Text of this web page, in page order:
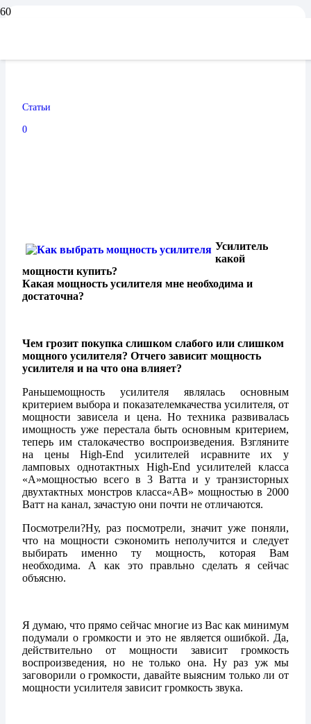
Мощность усилителя.
Статьи
0
Усилитель
какой
мощности купить?
Какая мощность усилителя мне необходима и
достаточна?
Чем грозит покупка слишком слабого или слишком
мощного усилителя? Отчего зависит мощность
усилителя и на что она влияет?
Раньшемощность усилителя являлась основным
критерием выбора и показателемкачества усилителя, от
мощности зависела и цена. Но техника развивалась
имощность уже перестала быть основным критерием,
теперь им сталокачество воспроизведения. Взгляните
на цены High-End усилителей исравните их у
ламповых однотактных High-End усилителей класса
«А»мощностью всего в 3 Ватта и у транзисторных
двухтактных монстров класса«АВ» мощностью в 2000
Ватт на канал, зачастую они почти не отличаются.
Посмотрели?Ну, раз посмотрели, значит уже поняли,
что на мощности сэкономить неполучится и следует
выбирать именно ту мощность, которая Вам
необходима. А как это правльно сделать я сейчас
объясню.
Я думаю, что прямо сейчас многие из Вас как минимум
подумали о громкости и это не является ошибкой. Да,
действительно от мощности зависит громкость
воспроизведения, но не только она. Ну раз уж мы
заговорили о громкости, давайте выясним только ли от
мощности усилителя зависит громкость звука.